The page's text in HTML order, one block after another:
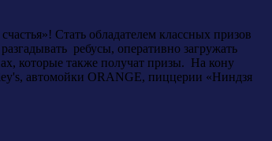
Стать обладателем классных призов
ребусы, оперативно загружать
которые также получат призы. На кону
автомойки ORANGE, пиццерии «Ниндзя